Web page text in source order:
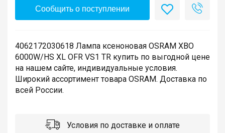
Сообщить о поступлении
4062172030618 Лампа ксеноновая OSRAM XBO
6000W/HS XL OFR VS1 TR купить по выгодной цене
на нашем сайте, индивидуальные условия.
Широкий ассортимент товара OSRAM. Доставка по
всей России.
Условия по доставке и оплате